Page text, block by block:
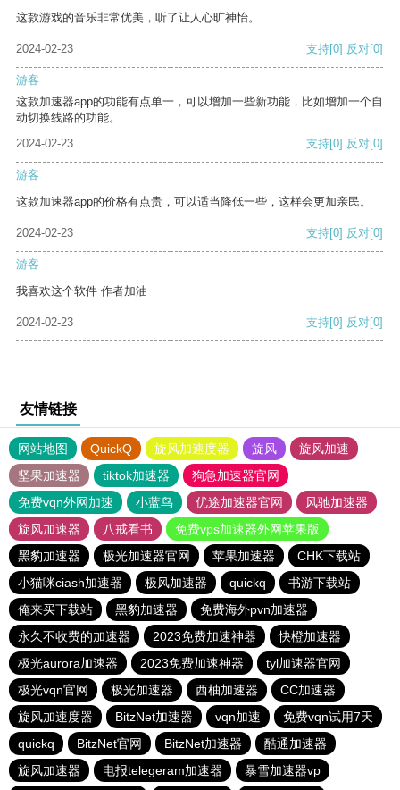
这款游戏的音乐非常优美，听了让人心旷神怡。
2024-02-23 支持[0] 反对[0]
游客
这款加速器app的功能有点单一，可以增加一些新功能，比如增加一个自
动切换线路的功能。
2024-02-23
支持[0] 反对[0]
游客
这款加速器app的价格有点贵，可以适当降低一些，这样会更加亲民。
2024-02-23 支持[0] 反对[0]
游客
我喜欢这个软件 作者加油
2024-02-23 支持[0] 反对[0]
友情链接
网站地图 QuickQ 旋风加速度器 旋风
旋风加速
坚果加速器
tiktok加速器
狗急加速器官网
免费vqn外网加速
小蓝鸟 优途加速器官网
风驰加速器
旋风加速器
八戒看书
免费vps加速器外网苹果版
黑豹加速器
极光加速器官网 苹果加速器
CHK下载站
小猫咪ciash加速器
极风加速器 quickq
书游下载站
俺来买下载站
黑豹加速器
免费海外pvn加速器
永久不收费的加速器
2023免费加速神器
快橙加速器
极光aurora加速器
2023免费加速神器
tyl加速器官网
极光vqn官网
极光加速器 西柚加速器
CC加速器
旋风加速度器
BitzNet加速器 vqn加速
免费vqn试用7天
quickq
BitzNet官网 BitzNet加速器
酷通加速器
旋风加速器
电报telegeram加速器 暴雪加速器vp